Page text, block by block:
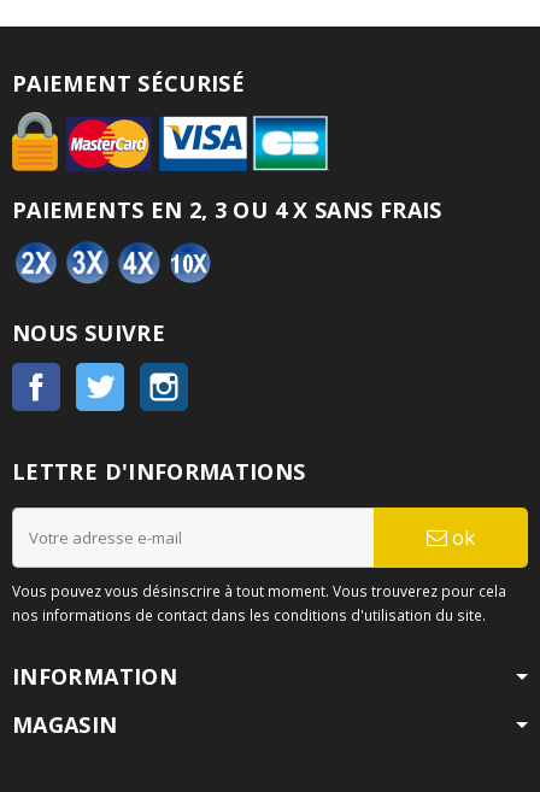
PAIEMENT SÉCURISÉ
PAIEMENTS EN 2, 3 OU 4 X SANS FRAIS
NOUS SUIVRE
Facebook Twitter
LETTRE D'INFORMATIONS
ok
Vous pouvez vous désinscrire à tout moment. Vous trouverez pour cela
nos informations de contact dans les conditions d'utilisation du site.
INFORMATION
MAGASIN